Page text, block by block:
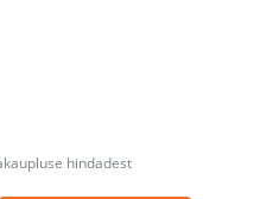
hindadest